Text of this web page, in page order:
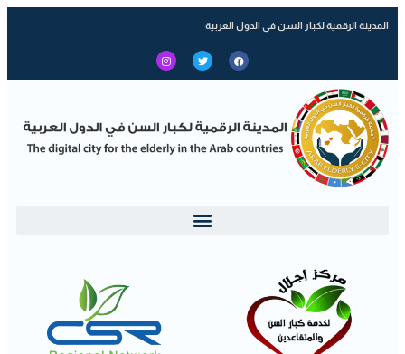
المدينة الرقمية لكبار السن في الدول العربية